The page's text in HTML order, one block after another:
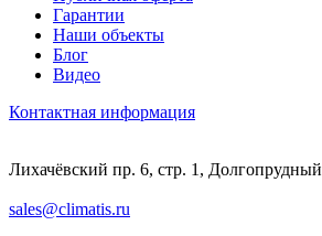
Гарантии
Наши объекты
Блог
Видео
Контактная информация
Лихачёвский пр. 6, стр. 1, Долгопрудный
sales@climatis.ru